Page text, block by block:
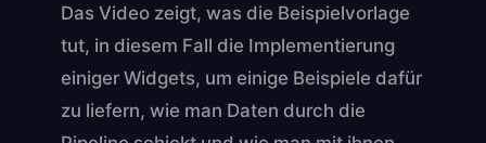
Das Video zeigt, was die Beispielvorlage
tut, in diesem Fall die Implementierung
einiger Widgets, um einige Beispiele dafür
zu liefern, wie man Daten durch die